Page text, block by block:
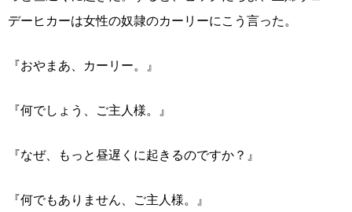
デーヒカーは女性の奴隷のカーリーにこう言った。
『おやまあ、カーリー。』
『何でしょう、ご主人様。』
『なぜ、もっと昼遅くに起きるのですか？』
『何でもありません、ご主人様。』